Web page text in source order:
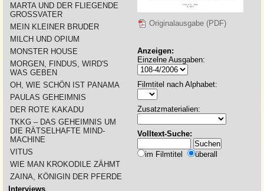
MARTA UND DER FLIEGENDE
GROSSVATER
MEIN KLEINER BRUDER
MILCH UND OPIUM
MONSTER HOUSE
MORGEN, FINDUS, WIRD'S
WAS GEBEN
OH, WIE SCHÖN IST PANAMA
PAULAS GEHEIMNIS
DER ROTE KAKADU
TKKG – DAS GEHEIMNIS UM
DIE RÄTSELHAFTE MIND-
MACHINE
VITUS
WIE MAN KROKODILE ZÄHMT
ZAINA, KÖNIGIN DER PFERDE
Interviews
Originalausgabe (PDF)
Anzeigen:
Einzelne Ausgaben:
Filmtitel nach Alphabet:
Zusatzmaterialien:
Volltext-Suche:
im Filmtitel überall